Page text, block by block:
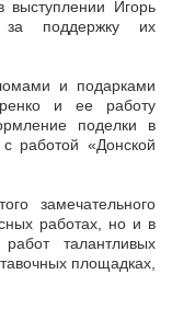
выступлении Игорь
за поддержку их
и подарками
и ее работу
поделки в
работой «Донской
замечательного
работах, но и в
талантливых
площадках,